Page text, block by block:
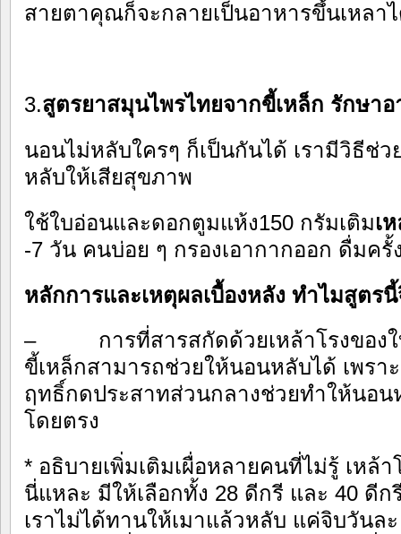
สายตาคุณก็จะกลายเป็นอาหารขึ้นเหลา
3.สูตรยาสมุนไพรไทยจากขี้เหล็ก รักษา
นอนไม่หลับใครๆ ก็เป็นกันได้ เรามีวิธีช่
หลับให้เสียสุขภาพ
ใช้ใบอ่อนและดอกตูมแห้ง150 กรัมเติมเ
-7 วัน คนบ่อย ๆ กรองเอากากออก ดื่มค
หลักการและเหตุผลเบื้องหลัง ทำไมสูตร
– การที่สารสกัดด้วยเหล้าโรงของใ
ขี้เหล็กสามารถช่วยให้นอนหลับได้ เพร
ฤทธิ์กดประสาทส่วนกลางช่วยทำให้นอ
โดยตรง
* อธิบายเพิ่มเติมเผื่อหลายคนที่ไม่รู้ เหล้
นี่แหละ มีให้เลือกทั้ง 28 ดีกรี และ 40 ดี
เราไม่ได้ทานให้เมาแล้วหลับ แค่จิบวันล